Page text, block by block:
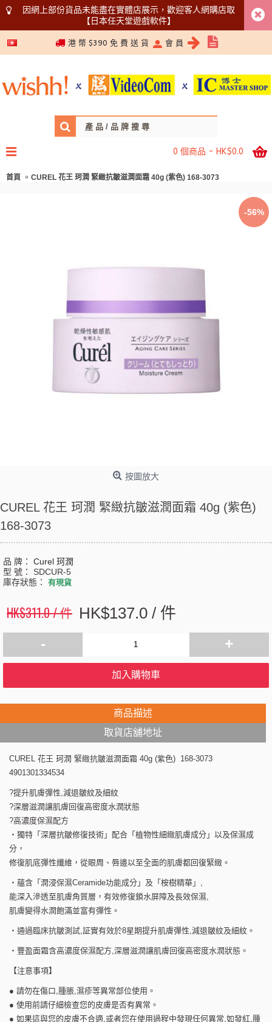
因網上部份貨品未能盡在實體店展示，歡迎客人網購店取
【日本任天堂遊戲軟件】
5366 1340
港 幣 $390 免 費 送 貨 會 員
0 個商品 - HK$0.0
首頁 CUREL 花王 珂潤 緊緻抗皺滋潤面霜 40g (紫色) 168-3073
-56%
按圖放大
CUREL 花王 珂潤 緊緻抗皺滋潤面霜 40g (紫色)
168-3073
品 牌： Curel 珂潤
型 號： SDCUR-5
庫存狀態： 有現貨
HK$311.0 / 件 HK$137.0 / 件
- +
加入購物車
商品描述
取貨店舖地址
CUREL 花王 珂潤 緊緻抗皺滋潤面霜 40g (紫色) 168-3073
4901301334534
?提升肌膚彈性,減退皺紋及細紋
?深層滋潤讓肌膚回復高密度水潤狀態
?高濃度保濕配方
‧獨特「深層抗皺修復技術」配合「植物性細緻肌膚成分」以及保濕成
分，
修復肌底彈性纖維，從眼周、唇邊以至全面的肌膚都回復緊緻。
‧蘊含「潤浸保濕Ceramide功能成分」及「桉樹精華」,
能深入滲透至肌膚角質層，有效修復鎖水屏障及長效保濕,
肌膚變得水潤飽滿並富有彈性。
‧通過臨床抗皺測試,証實有效於8星期提升肌膚彈性,減退皺紋及細紋。
‧豐盈面霜含高濃度保濕配方,深層滋潤讓肌膚回復高密度水潤狀態。
【注意事項】
● 請勿在傷口,腫脹,濕疹等異常部位使用。
● 使用前請仔細檢查您的皮膚是否有異常。
● 如果這與您的皮膚不合適,或者您在使用過程中發現任何異常,如發紅,腫